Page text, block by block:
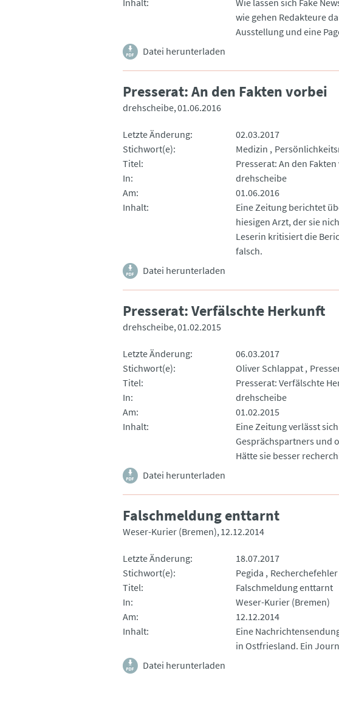
wie gehen Redakteure
Ausstellung und eine
Datei herunterladen
Presserat: An den Fakten vorbei
drehscheibe 01.06.2016
Letzte Änderung
02.03.2017
Stichwort(e)
Medizin
Titel
Presserat: An den
In
drehscheibe
Am
01.06.2016
Inhalt
Eine Zeitung berichtet
hiesigen Arzt, der sie
Leserin kritisiert die
falsch.
Datei herunterladen
Presserat: Verfälschte Herkunft
drehscheibe 01.02.2015
Letzte Änderung
06.03.2017
Stichwort(e)
Oliver Schlappat
Titel
Presserat: Verfälschte
In
drehscheibe
Am
01.02.2015
Inhalt
Eine Zeitung verlässt
Gesprächspartners und
Hätte sie besser
Datei herunterladen
Falschmeldung enttarnt
Weser-Kurier (Bremen) 12.12.2014
Letzte Änderung
18.07.2017
Stichwort(e)
Pegida
Recherchefehler
Titel
Falschmeldung enttarnt
In
Weser-Kurier (Bremen)
Am
12.12.2014
Inhalt
Eine
in Ostfriesland. Ein
Datei herunterladen